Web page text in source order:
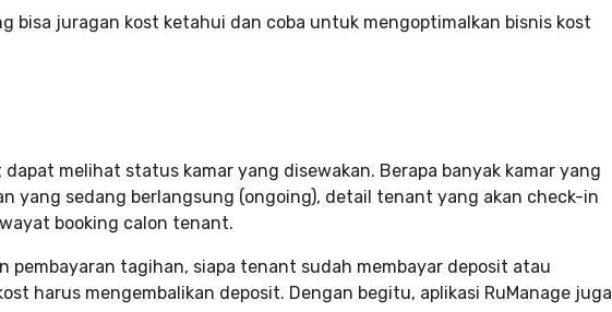
bisa juragan kost ketahui dan coba untuk mengoptimalkan bisnis kost
melihat status kamar yang disewakan. Berapa banyak kamar yang
yang sedang berlangsung (ongoing), detail tenant yang akan check-in
booking calon tenant.
pembayaran tagihan, siapa tenant sudah membayar deposit atau
harus mengembalikan deposit. Dengan begitu, aplikasi RuManage juga